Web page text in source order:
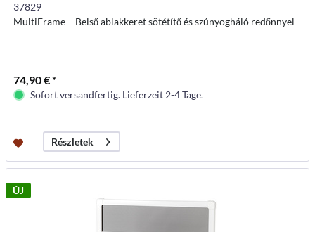
37829
MultiFrame – Belső ablakkeret sötétítő és szúnyogháló redőnnyel
74,90 € *
Sofort versandfertig. Lieferzeit 2-4 Tage.
Részletek
ÚJ